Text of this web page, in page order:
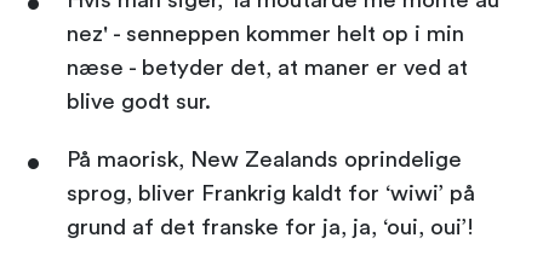
nez' - senneppen kommer helt op i min
næse - betyder det, at maner er ved at
blive godt sur.
På maorisk, New Zealands oprindelige
sprog, bliver Frankrig kaldt for ‘wiwi’ på
grund af det franske for ja, ja, ‘oui, oui’!